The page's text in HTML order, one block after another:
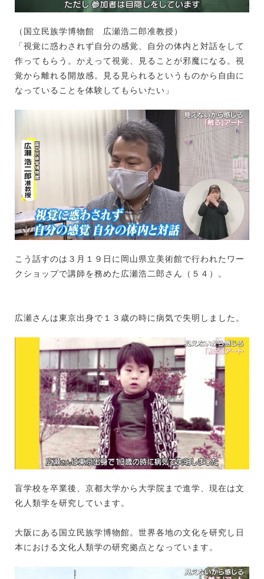
（国立民族学博物館 広瀬浩二郎准教授）
「視覚に惑わされず自分の感覚、自分の体内と対話をして
作ってもらう。かえって視覚、見ることが邪魔になる。視
覚から離れる開放感。見る見られるというものから自由に
なっていることを体験してもらいたい」
こう話すのは３月１９日に岡山県立美術館で行われたワー
クショップで講師を務めた広瀬浩二郎さん（５４）。
広瀬さんは東京出身で１３歳の時に病気で失明しました。
盲学校を卒業後、京都大学から大学院まで進学、現在は文
化人類学を研究しています。
大阪にある国立民族学博物館。世界各地の文化を研究し日
本における文化人類学の研究拠点となっています。